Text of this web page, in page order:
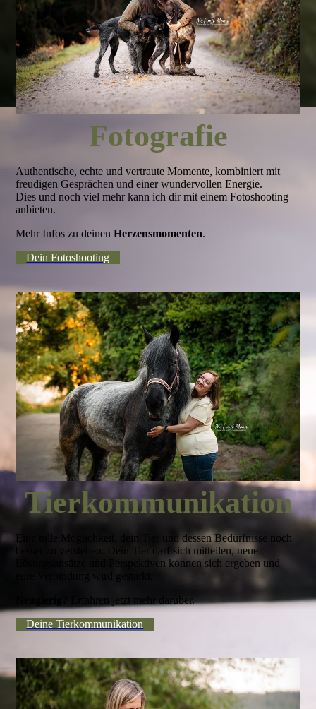
Fotografie
Authentische, echte und vertraute Momente, kombiniert mit
freudigen Gesprächen und einer wundervollen Energie.
Dies und noch viel mehr kann ich dir mit einem Fotoshooting
anbieten.
Mehr Infos zu deinenHerzensmomenten.
Dein Fotoshooting
Tierkommunikation
Eine tolle Möglichkeit, dein Tier und dessen Bedürfnisse noch
besser zu verstehen. Dein Tier darf sich mitteilen, neue
Lösungsansätze und Perspektiven können sich ergeben und
eure Verbindung wird gestärkt.
Erfahren jetzt mehr darüber.
Deine Tierkommunikation